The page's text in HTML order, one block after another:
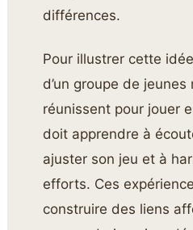
différences.
Pour illustrer cette
d’un groupe de
réunissent pour jouer
doit apprendre à
ajuster son jeu et à
efforts. Ces
construire des liens